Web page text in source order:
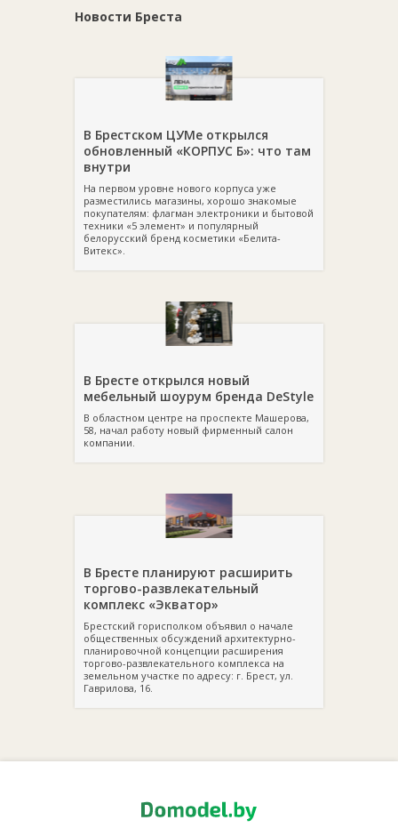
Новости Бреста
В Брестском ЦУМе открылся
обновленный «КОРПУС Б»: что там
внутри
На первом уровне нового корпуса уже
разместились магазины, хорошо знакомые
покупателям: флагман электроники и бытовой
техники «5 элемент» и популярный
белорусский бренд косметики «Белита-
Витекс».
В Бресте открылся новый
мебельный шоурум бренда DeStyle
В областном центре на проспекте Машерова,
58, начал работу новый фирменный салон
компании.
В Бресте планируют расширить
торгово-развлекательный
комплекс «Экватор»
Брестский горисполком объявил о начале
общественных обсуждений архитектурно-
планировочной концепции расширения
торгово-развлекательного комплекса на
земельном участке по адресу: г. Брест, ул.
Гаврилова, 16.